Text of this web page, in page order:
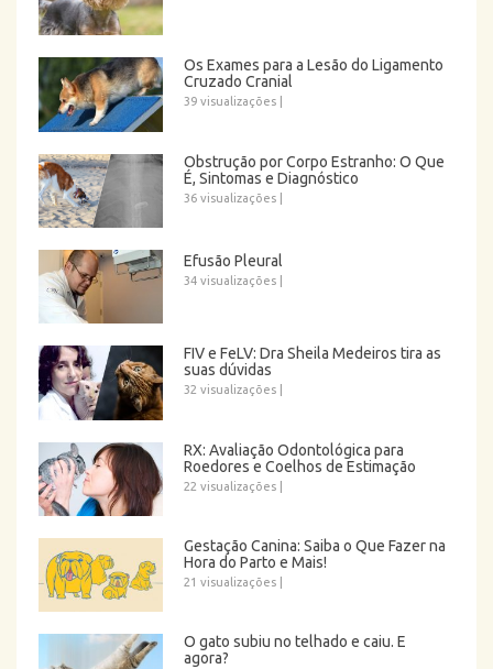
Os Exames para a Lesão do Ligamento
Cruzado Cranial
39 visualizações
Obstrução por Corpo Estranho: O Que
É, Sintomas e Diagnóstico
36 visualizações
Efusão Pleural
34 visualizações
FIV e FeLV: Dra Sheila Medeiros tira as
suas dúvidas
32 visualizações
RX: Avaliação Odontológica para
Roedores e Coelhos de Estimação
22 visualizações
Gestação Canina: Saiba o Que Fazer na
Hora do Parto e Mais!
21 visualizações
O gato subiu no telhado e caiu. E
agora?